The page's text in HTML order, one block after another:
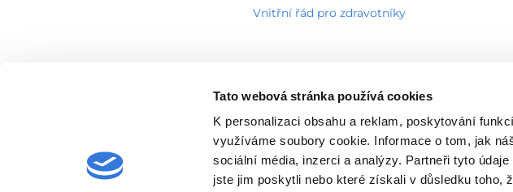
Tato webová stránka používá cookies
K personalizaci obsahu a reklam, poskytování
využíváme soubory cookie. Informace o tom, jak
sociální média, inzerci a analýzy. Partneři tyto
jste jim poskytli nebo které získali v důsledku toho,
Vnitřní řád pro zdravotníky
Povinně zveřejňované informaceGDPRSeznam používaných zkratekSeznam